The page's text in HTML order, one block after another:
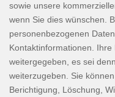
sowie unsere
wenn Sie dies wünschen.
personenbezogenen
Kontaktinformationen.
weitergegeben, es sei
weiterzugeben. Sie
Berichtigung, Löschung,